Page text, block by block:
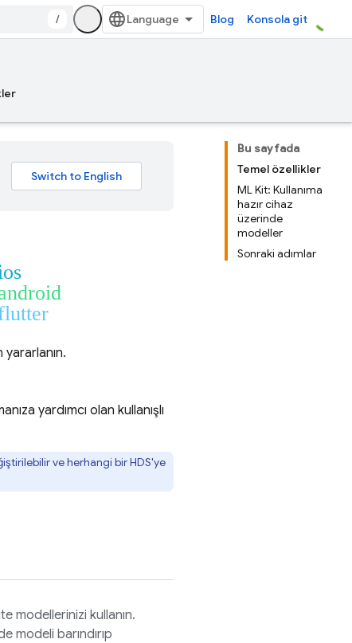
/ Blog Konsola git
Bu sayfada
Temel özellikler
ML Kit: Kullanıma
hazır cihaz
üzerinde
modeller
Sonraki adımlar
yardımcı olan kullanışlı
ve herhangi bir HDS'ye
modellerinizi kullanın.
modeli barındırıp